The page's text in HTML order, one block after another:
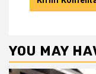
YOU MAY